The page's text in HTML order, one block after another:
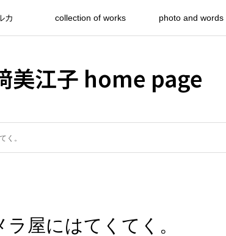
カ collection of works photo and words
美江子 home page
く。
屋にはてくてく。